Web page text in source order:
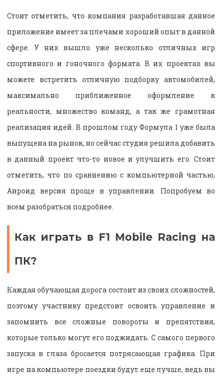
Стоит отметить, что компания разработавшая данное
приложение имеет за плечами хороший опыт в данной
сфере. У них вышло уже несколько отличных игр
спортивного и гоночного формата. В их проектах вы
можете встретить отличную подборку автомобилей,
максимально приближенное оформление к
реальности, множество команд, а так же грамотная
реализация идей. В прошлом году Формула 1 уже была
выпущена на рынок, но сейчас студия решила добавить
в данный проект что-то новое и улучшить его. Стоит
отметить, что по сравнению с компьютерной частью,
Анроид версия проще в управлении. Попробуем во
всем разобраться подробнее.
Как играть в F1 Mobile Racing на
ПК?
Каждая обучающая дорога состоит из своих сложностей,
поэтому участнику предстоит освоить управление и
запомнить все сложные повороты и препятствия,
которые только могут его поджидать. С самого первого
запуска в глаза бросается потрясающая графика. При
игре на компьютере поездки будут еще лучше, ведь вы